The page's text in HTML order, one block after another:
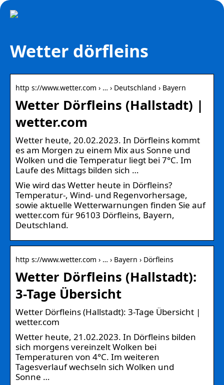
Wetter dörfleins
http s://www.wetter.com › … › Deutschland › Bayern
Wetter Dörfleins (Hallstadt) |
wetter.com
Wetter heute, 20.02.2023. In Dörfleins kommt
es am Morgen zu einem Mix aus Sonne und
Wolken und die Temperatur liegt bei 7°C. Im
Laufe des Mittags bilden sich …
Wie wird das Wetter heute in Dörfleins?
Temperatur-, Wind- und Regenvorhersage,
sowie aktuelle Wetterwarnungen finden Sie auf
wetter.com für 96103 Dörfleins, Bayern,
Deutschland.
http s://www.wetter.com › … › Bayern › Dörfleins
Wetter Dörfleins (Hallstadt):
3-Tage Übersicht
Wetter Dörfleins (Hallstadt): 3-Tage Übersicht |
wetter.com
Wetter heute, 21.02.2023. In Dörfleins bilden
sich morgens vereinzelt Wolken bei
Temperaturen von 4°C. Im weiteren
Tagesverlauf wechseln sich Wolken und
Sonne …